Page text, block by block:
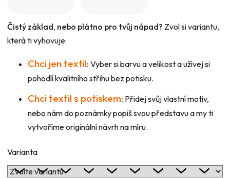
Čistý základ, nebo plátno pro tvůj nápad? Zvol si variantu,
která ti vyhovuje:
Chci jen textil: Vyber si barvu a velikost a užívej si
pohodlí kvalitního střihu bez potisku.
Chci textil s potiskem: Přidej svůj vlastní motiv,
nebo nám do poznámky popiš svou představu a my ti
vytvoříme originální návrh na míru.
Varianta